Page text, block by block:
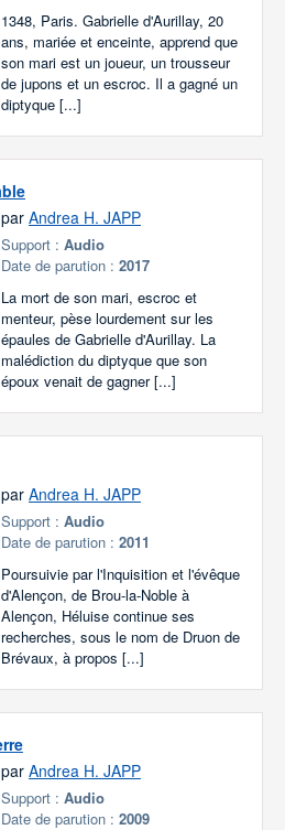
1348, Paris. Gabrielle d'Aurillay, 20
ans, mariée et enceinte, apprend que
son mari est un joueur, un trousseur
de jupons et un escroc. Il a gagné un
diptyque [...]
par Andrea H. JAPP
Support : Audio
Date de parution : 2017
La mort de son mari, escroc et
menteur, pèse lourdement sur les
épaules de Gabrielle d'Aurillay. La
malédiction du diptyque que son
époux venait de gagner [...]
par Andrea H. JAPP
Support : Audio
Date de parution : 2011
Poursuivie par l'Inquisition et l'évêque
d'Alençon, de Brou-la-Noble à
Alençon, Héluise continue ses
recherches, sous le nom de Druon de
Brévaux, à propos [...]
par Andrea H. JAPP
Support : Audio
Date de parution : 2009